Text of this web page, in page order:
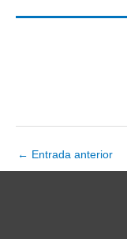
Navegación
de
← Entrada anterior